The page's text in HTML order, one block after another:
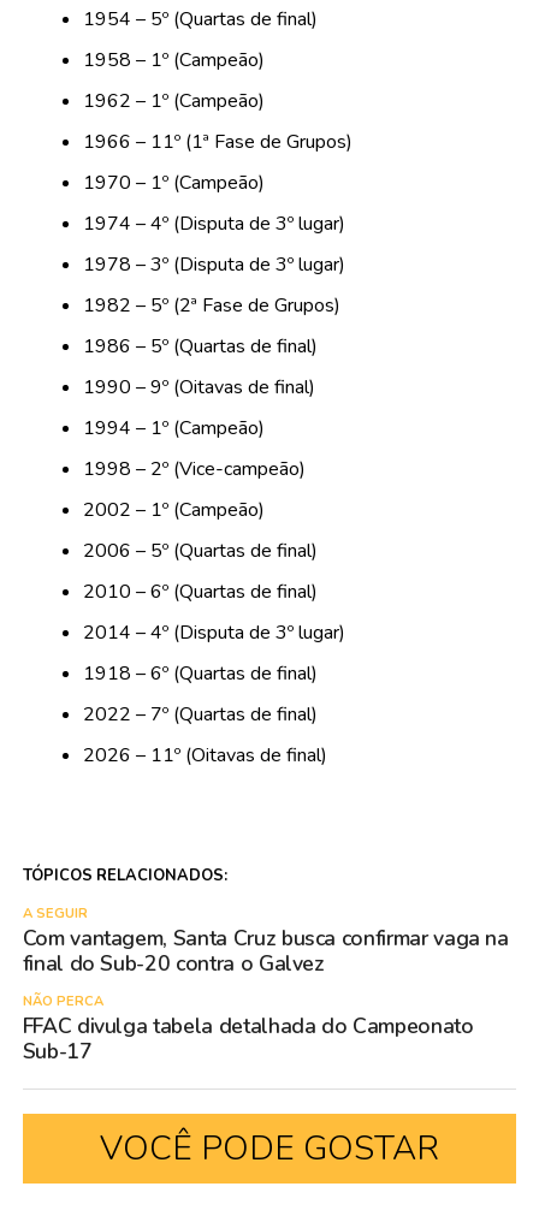
1954 – 5º (Quartas de final)
1958 – 1º (Campeão)
1962 – 1º (Campeão)
1966 – 11º (1ª Fase de Grupos)
1970 – 1º (Campeão)
1974 – 4º (Disputa de 3º lugar)
1978 – 3º (Disputa de 3º lugar)
1982 – 5º (2ª Fase de Grupos)
1986 – 5º (Quartas de final)
1990 – 9º (Oitavas de final)
1994 – 1º (Campeão)
1998 – 2º (Vice-campeão)
2002 – 1º (Campeão)
2006 – 5º (Quartas de final)
2010 – 6º (Quartas de final)
2014 – 4º (Disputa de 3º lugar)
1918 – 6º (Quartas de final)
2022 – 7º (Quartas de final)
2026 – 11º (Oitavas de final)
TÓPICOS RELACIONADOS:
A SEGUIR
Com vantagem, Santa Cruz busca confirmar vaga na
final do Sub-20 contra o Galvez
NÃO PERCA
FFAC divulga tabela detalhada do Campeonato
Sub-17
VOCÊ PODE GOSTAR